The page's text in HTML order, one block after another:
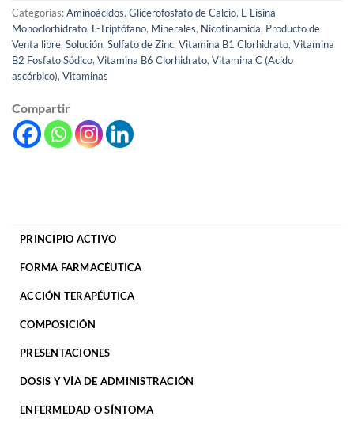
Categorías:Aminoácidos, Glicerofosfato de Calcio, L-Lisina
Monoclorhidrato, L-Triptófano, Minerales, Nicotinamida, Producto de
Venta libre, Solución, Sulfato de Zinc, Vitamina B1 Clorhidrato, Vitamina
B2 Fosfato Sódico, Vitamina B6 Clorhidrato, Vitamina C (Acido
ascórbico), Vitaminas
Compartir
PRINCIPIO ACTIVO
FORMA FARMACÉUTICA
ACCIÓN TERAPÉUTICA
COMPOSICIÓN
PRESENTACIONES
DOSIS Y VÍA DE ADMINISTRACIÓN
ENFERMEDAD O SÍNTOMA